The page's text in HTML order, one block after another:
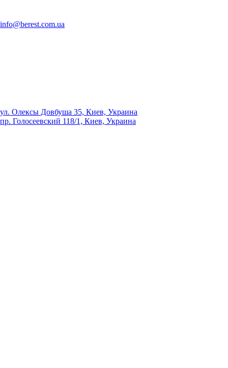
info@berest.com.ua
ул. Олексы Довбуша 35, Киев, Украина
пр. Голосеевский 118/1, Киев, Украина